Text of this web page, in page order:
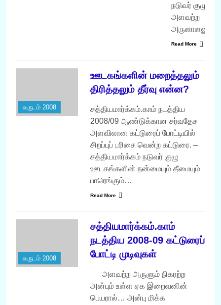
நடுவர் குழு.
அளவற்ற
Read More
வருடம் 2008
ஊடகங்களின் மறைத்தலும்
திரித்தலும் தீர்வு என்ன?
சத்தியமார்க்கம்.காம் நடத்திய
2008/09 ஆண்டுக்கான சர்வதேச
அளவிலான கட்டுரைப் போட்டியில்
சிறப்புப் பரிசை வென்ற கட்டுரை. –
சத்தியமார்க்கம் நடுவர் குழு
ஊடகங்களின் நன்மையும் தீமையும்
பாரெங்கும்…
Read More
வருடம் 2008
சத்தியமார்க்கம்.காம்
நடத்திய 2008-09 கட்டுரைப்
போட்டி முடிவுகள்
அளவற்ற அருளும் நிகரற்ற
அன்பும் உள்ள ஏக இறைவனின்
பெயரால்… அன்பு மிக்க